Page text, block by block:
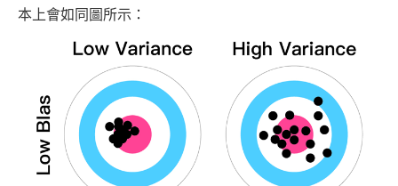
本上會如同圖所示 ：